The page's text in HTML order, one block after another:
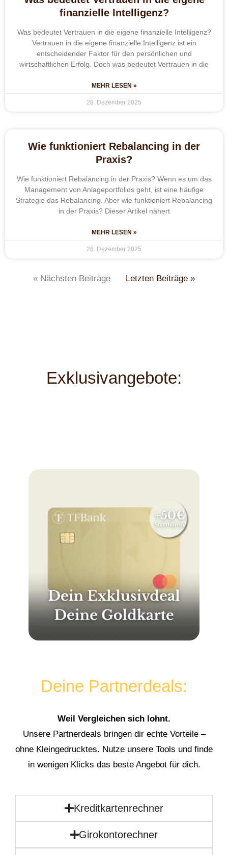
finanzielle Intelligenz?
Was bedeutet Vertrauen in die eigene finanzielle Intelligenz?
Vertrauen in die eigene finanzielle Intelligenz ist ein
entscheidender Faktor für den persönlichen und
wirtschaftlichen Erfolg. Doch was bedeutet Vertrauen in die
MEHR LESEN »
28. Dezember 2025
Wie funktioniert Rebalancing in der
Praxis?
Wie funktioniert Rebalancing in der Praxis? Wenn es um das
Management von Anlageportfolios geht, ist eine häufige
Strategie das Rebalancing. Aber wie funktioniert Rebalancing
in der Praxis? Dieser Artikel nähert
MEHR LESEN »
28. Dezember 2025
« Nächsten Beiträge Letzten Beiträge »
Exklusivangebote:
Deine Partnerdeals:
Weil Vergleichen sich lohnt.
Unsere Partnerdeals bringen dir echte Vorteile –
ohne Kleingedrucktes. Nutze unsere Tools und finde
in wenigen Klicks das beste Angebot für dich.
Kreditkartenrechner
Girokontorechner